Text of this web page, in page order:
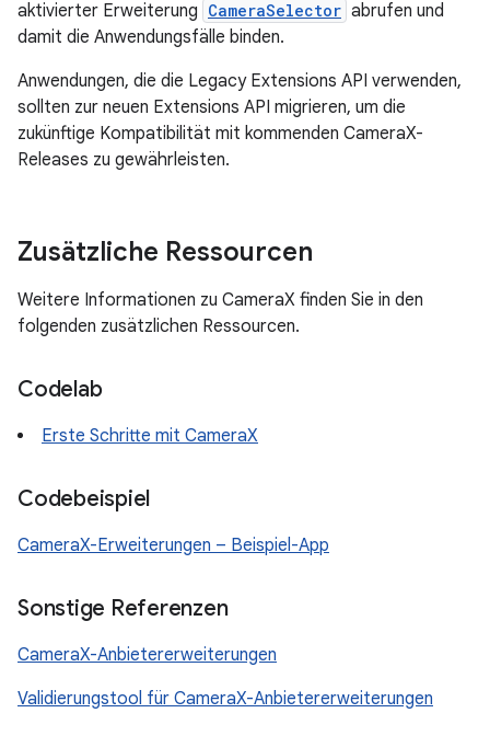
aktivierter Erweiterung CameraSelector abrufen und
damit die Anwendungsfälle binden.
Anwendungen, die die Legacy Extensions API verwenden,
sollten zur neuen Extensions API migrieren, um die
zukünftige Kompatibilität mit kommenden CameraX-
Releases zu gewährleisten.
Zusätzliche Ressourcen
Weitere Informationen zu CameraX finden Sie in den
folgenden zusätzlichen Ressourcen.
Codelab
Erste Schritte mit CameraX
Codebeispiel
CameraX-Erweiterungen – Beispiel-App
Sonstige Referenzen
CameraX-Anbietererweiterungen
Validierungstool für CameraX-Anbietererweiterungen